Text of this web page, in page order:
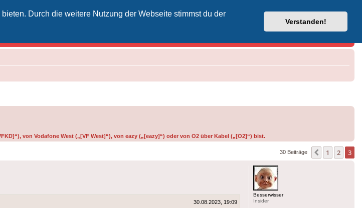
Durch die weitere Nutzung der Webseite stimmst du der
Verstanden!
Vodafone-Kabel-Helpdesk
von Vodafone West („[VF West]“), von eazy („[eazy]“) oder von O2 über Kabel („[O2]“) bist.
30 Beiträge Vorherige
1 2 3
Besserwisser
Insider
30.08.2023, 19:09